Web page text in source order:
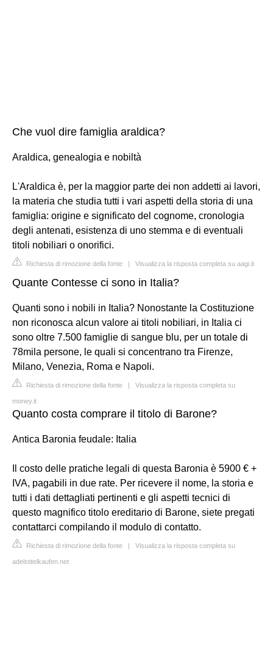
Che vuol dire famiglia araldica?
Araldica, genealogia e nobiltà
L'Araldica è, per la maggior parte dei non addetti ai lavori,
la materia che studia tutti i vari aspetti della storia di una
famiglia: origine e significato del cognome, cronologia
degli antenati, esistenza di uno stemma e di eventuali
titoli nobiliari o onorifici.
Richiesta di rimozione della fonte | Visualizza la risposta completa su aagi.it
Quante Contesse ci sono in Italia?
Quanti sono i nobili in Italia? Nonostante la Costituzione
non riconosca alcun valore ai titoli nobiliari, in Italia ci
sono oltre 7.500 famiglie di sangue blu, per un totale di
78mila persone, le quali si concentrano tra Firenze,
Milano, Venezia, Roma e Napoli.
Richiesta di rimozione della fonte | Visualizza la risposta completa su
money.it
Quanto costa comprare il titolo di Barone?
Antica Baronia feudale: Italia
Il costo delle pratiche legali di questa Baronia è 5900 € +
IVA, pagabili in due rate. Per ricevere il nome, la storia e
tutti i dati dettagliati pertinenti e gli aspetti tecnici di
questo magnifico titolo ereditario di Barone, siete pregati
contattarci compilando il modulo di contatto.
Richiesta di rimozione della fonte | Visualizza la risposta completa su
adelstitelkaufen.net